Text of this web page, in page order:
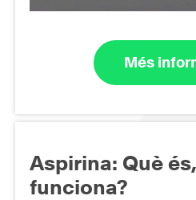
Més
Aspirina: Què
funciona?